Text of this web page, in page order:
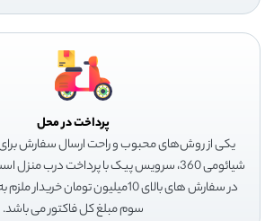
پرداخت در محل
یکی از روش‌های محبوب و راحت ارسال سفارش برای
شیائومی 360، سرویس پیک با پرداخت درب
در سفارش های بالای 10میلیون تومان
سوم مبلغ کل فاکتور می باشد.